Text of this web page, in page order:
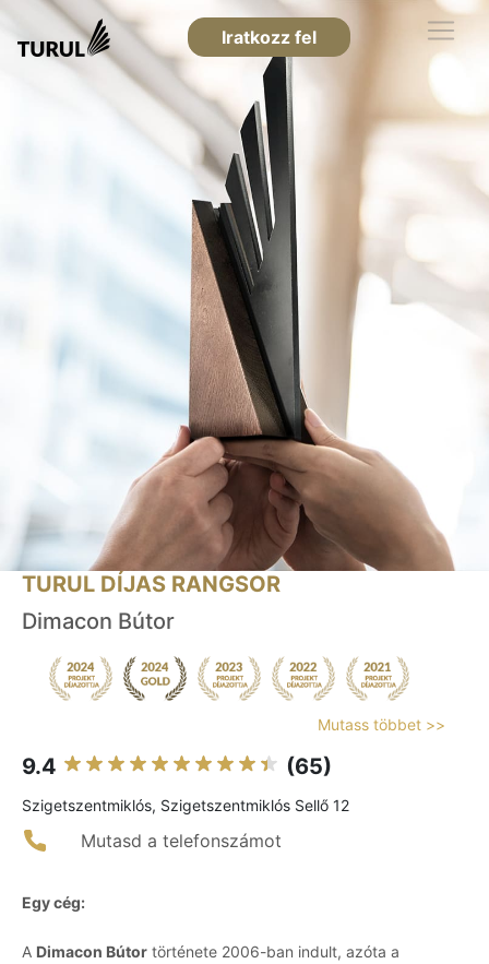
Iratkozz fel
TURUL DÍJAS RANGSOR
Dimacon Bútor
Mutass többet >>
9.4 (65)
Szigetszentmiklós, Szigetszentmiklós Sellő 12
Mutasd a telefonszámot
Egy cég:
A Dimacon Bútor története 2006-ban indult, azóta a